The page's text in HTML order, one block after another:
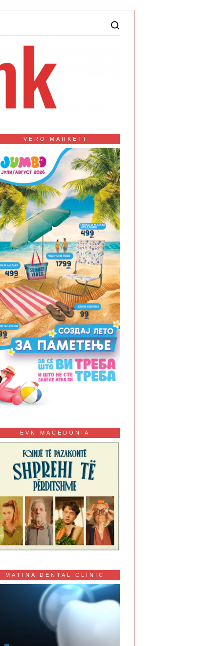
VERO MARKETI
EVN MACEDONIA
MATINA DENTAL CLINIC